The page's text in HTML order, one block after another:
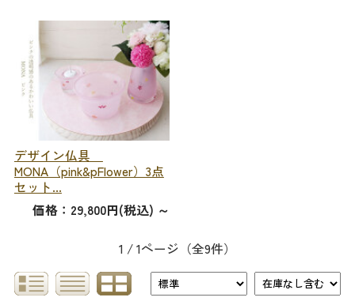
デザイン仏具
MONA（pink&pFlower）3点
セット...
価格：29,800円(税込) ～
1 / 1ページ （全9件）